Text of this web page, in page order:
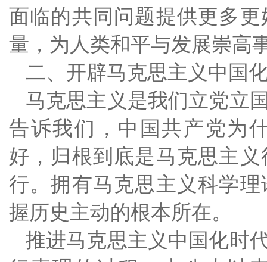
面临的共同问题提供更多
量，为人类和平与发展崇高
二、开辟马克思主义中国
马克思主义是我们立党立
告诉我们，中国共产党为
好，归根到底是马克思主
行。拥有马克思主义科学
握历史主动的根本所在。
推进马克思主义中国化时